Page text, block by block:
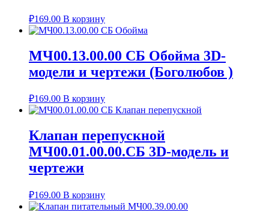
₽169.00 В корзину
МЧ00.13.00.00 СБ Обойма 3D-
модели и чертежи (Боголюбов )
₽169.00 В корзину
Клапан перепускной
МЧ00.01.00.00.СБ 3D-модель и
чертежи
₽169.00 В корзину